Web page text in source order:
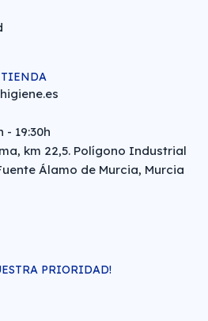
- 19:30h
km 22,5. Polígono Industrial
Álamo de Murcia, Murcia
PRIORIDAD!